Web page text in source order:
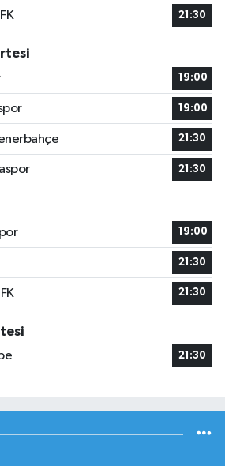
21:30
19:00
19:00
21:30
21:30
19:00
21:30
21:30
21:30